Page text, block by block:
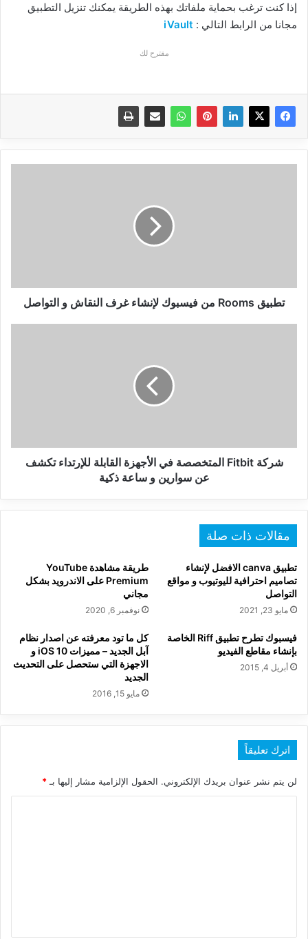
إذا كنت ترغب بحماية ملفاتك بهذه الطريقة يمكنك تنزيل التطبيق
مجانا من الرابط التالي : iVault
مقترح لك
التواصل
تطبيق Rooms من فيسبوك لإنشاء غرف النقاش و التواصل
عن
سوارين
شركة Fitbit المتخصصة في الأجهزة القابلة للإرتداء تكشف
عن سوارين و ساعة ذكية
مقالات ذات صلة
تطبيق canva الافضل لإنشاء
تصاميم احترافية لليوتيوب و مواقع
التواصل
مايو 23, 2021
طريقة مشاهدة YouTube
Premium على الاندرويد بشكل
مجاني
نوفمبر 6, 2020
فيسبوك تطرح تطبيق Riff الخاصة
بإنشاء مقاطع الفيديو
أبريل 4, 2015
كل ما تود معرفته عن اصدار نظام
آبل الجديد – مميزات iOS 10 و
الاجهزة التي ستحصل على التحديث
الجديد
مايو 15, 2016
اترك تعليقاً
لن يتم نشر عنوان بريدك الإلكتروني. الحقول الإلزامية مشار إليها بـ*